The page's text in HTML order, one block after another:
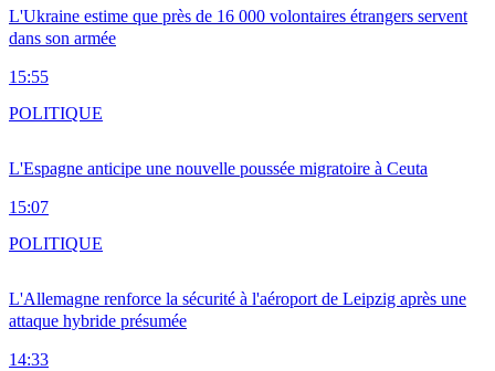
L'Ukraine estime que près de 16 000 volontaires étrangers servent
dans son armée
15:55
L'Espagne anticipe une nouvelle poussée migratoire à Ceuta
15:07
POLITIQUE
L'Allemagne renforce la sécurité à l'aéroport de Leipzig après une
attaque hybride présumée
14:33
POLITIQUE